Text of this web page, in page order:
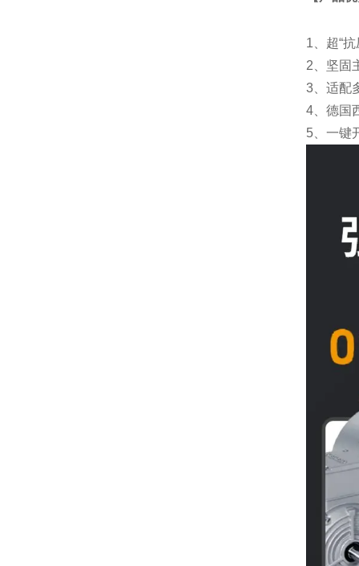
1、超“
2、 坚固
3、适配
4、德国
5、一键